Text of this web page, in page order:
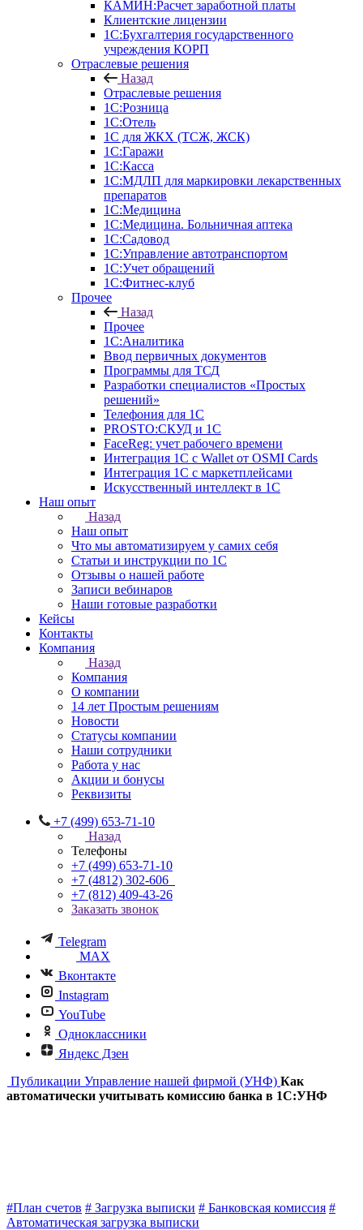
КАМИН:Расчет заработной платы
Клиентские лицензии
1С:Бухгалтерия государственного
учреждения КОРП
Отраслевые решения
Назад
Отраслевые решения
1С:Розница
1С:Отель
1С для ЖКХ (ТСЖ, ЖСК)
1С:Гаражи
1С:Касса
1С:МДЛП для маркировки лекарственных
препаратов
1С:Медицина
1С:Медицина. Больничная аптека
1С:Садовод
1С:Управление автотранспортом
1С:Учет обращений
1С:Фитнес-клуб
Прочее
Назад
Прочее
1С:Аналитика
Ввод первичных документов
Программы для ТСД
Разработки специалистов «Простых
решений»
Телефония для 1С
PROSTO:СКУД и 1С
FaceReg: учет рабочего времени
Интеграция 1С с Wallet от OSMI Cards
Интеграция 1С с маркетплейсами
Искусственный интеллект в 1С
Наш опыт
Назад
Наш опыт
Что мы автоматизируем у самих себя
Статьи и инструкции по 1С
Отзывы о нашей работе
Записи вебинаров
Наши готовые разработки
Кейсы
Контакты
Компания
Назад
Компания
О компании
14 лет Простым решениям
Новости
Статусы компании
Наши сотрудники
Работа у нас
Акции и бонусы
Реквизиты
+7 (499) 653-71-10
Назад
Телефоны
+7 (499) 653-71-10
+7 (4812) 302-606
+7 (812) 409-43-26
Заказать звонок
Telegram
MAX
Вконтакте
Instagram
YouTube
Одноклассники
Яндекс Дзен
Публикации Управление нашей фирмой (УНФ) Как
автоматически учитывать комиссию банка в 1С:УНФ
#План счетов # Загрузка выписки # Банковская комиссия #
Автоматическая загрузка выписки